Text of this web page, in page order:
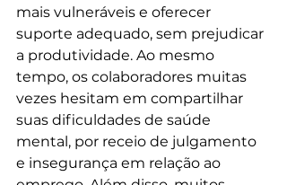
mais vulneráveis e oferecer
suporte adequado, sem prejudicar
a produtividade. Ao mesmo
tempo, os colaboradores muitas
vezes hesitam em compartilhar
suas dificuldades de saúde
mental, por receio de julgamento
e insegurança em relação ao